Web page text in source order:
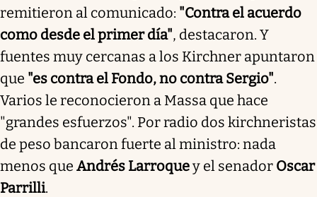
remitieron al comunicado: "Contra el acuerdo
como desde el primer día", destacaron. Y
fuentes muy cercanas a los Kirchner apuntaron
que "es contra el Fondo, no contra Sergio".
Varios le reconocieron a Massa que hace
"grandes esfuerzos". Por radio dos kirchneristas
de peso bancaron fuerte al ministro: nada
menos que Andrés Larroquey el senador Oscar
Parrilli.